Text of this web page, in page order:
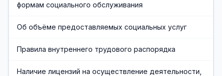
формам социального обслуживания
Об объёме предоставляемых социальных услуг
Правила внутреннего трудового распорядка
Наличие лицензий на осуществление деятельности,